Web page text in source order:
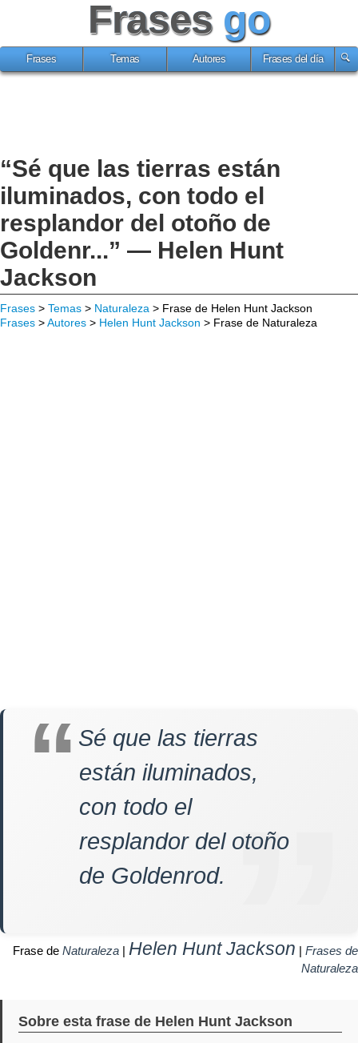
Frases go
Frases Temas Autores Frases del día
“Sé que las tierras están
iluminados, con todo el
resplandor del otoño de
Goldenr...” — Helen Hunt
Jackson
Frases > Temas > Naturaleza > Frase de Helen Hunt Jackson
Frases >Autores > Helen Hunt Jackson > Frase de Naturaleza
Sé que las tierras
están iluminados,
con todo el
resplandor del otoño
de Goldenrod.
Frase de Naturaleza | Helen Hunt Jackson | Frases de
Naturaleza
Sobre esta frase de Helen Hunt Jackson